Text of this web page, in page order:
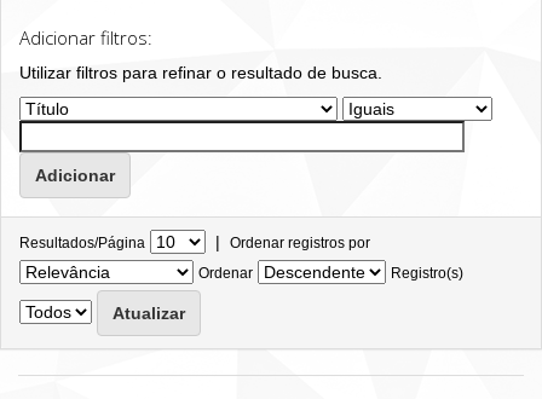
Adicionar filtros:
Utilizar filtros para refinar o resultado de busca.
Resultados/Página | Ordenar registros por
Ordenar
Registro(s)